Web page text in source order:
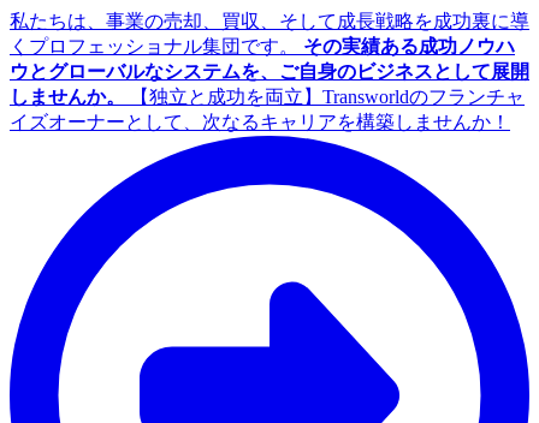
私たちは、事業の売却、買収、そして成長戦略を成功裏に導
くプロフェッショナル集団です。 その実績ある成功ノウハ
ウとグローバルなシステムを、ご自身のビジネスとして展開
しませんか。
【独立と成功を両立】Transworldのフランチャ
イズオーナーとして、次なるキャリアを構築しませんか！